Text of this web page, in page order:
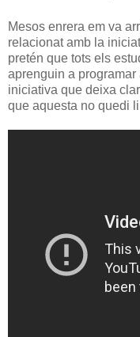
Mesos enrera em va
relacionat amb la
pretén que tots els
aprenguin a
iniciativa que deixa
que aquesta no quedi